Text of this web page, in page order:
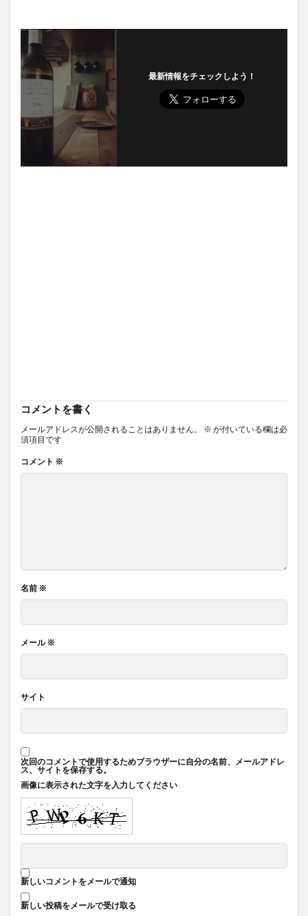
最新情報をチェックしよう！
コメントを書く
メールアドレスが公開されることはありません。 ※ が付いている欄は必
須項目です
コメント ※
名前 ※
メール※
サイト
次回のコメントで使用するためブラウザーに自分の名前、メールアドレ
ス、サイトを保存する。
画像に表示された文字を入力してください
新しいコメントをメールで通知
新しい投稿をメールで受け取る